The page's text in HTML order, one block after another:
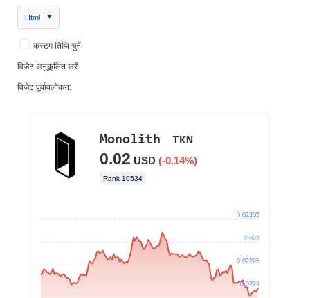
Html
कस्टम तिथि चुनें
विजेट अनुकूलित करें
विजेट पूर्वावलोकन: